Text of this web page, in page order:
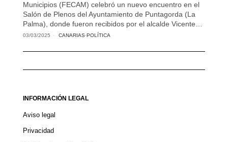
Municipios (FECAM) celebró un nuevo encuentro en el
Salón de Plenos del Ayuntamiento de Puntagorda (La
Palma), donde fueron recibidos por el alcalde Vicente…
03/03/2025 CANARIAS·POLÍTICA
INFORMACIÓN LEGAL
Aviso legal
Privacidad